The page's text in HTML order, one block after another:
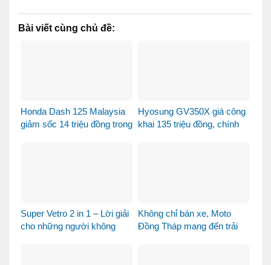
Bài viết cùng chủ đề:
Honda Dash 125 Malaysia
giảm sốc 14 triệu đồng trong
Hyosung GV350X giá công
khai 135 triệu đồng, chính
Super Vetro 2 in 1 – Lời giải
cho những người không
Không chỉ bán xe, Moto
Đồng Tháp mang đến trải